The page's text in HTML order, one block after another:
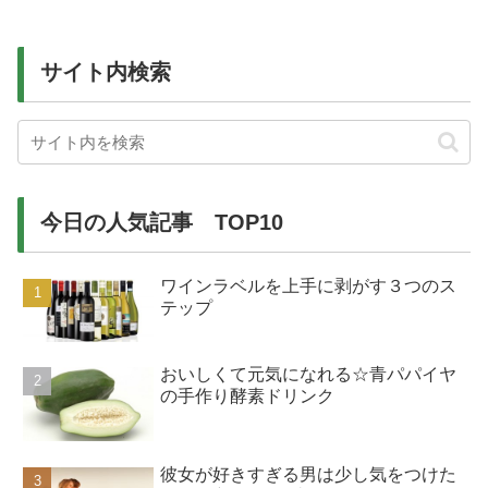
サイト内検索
今日の人気記事 TOP10
ワインラベルを上手に剥がす３つのス
テップ
おいしくて元気になれる☆青パパイヤ
の手作り酵素ドリンク
彼女が好きすぎる男は少し気をつけた